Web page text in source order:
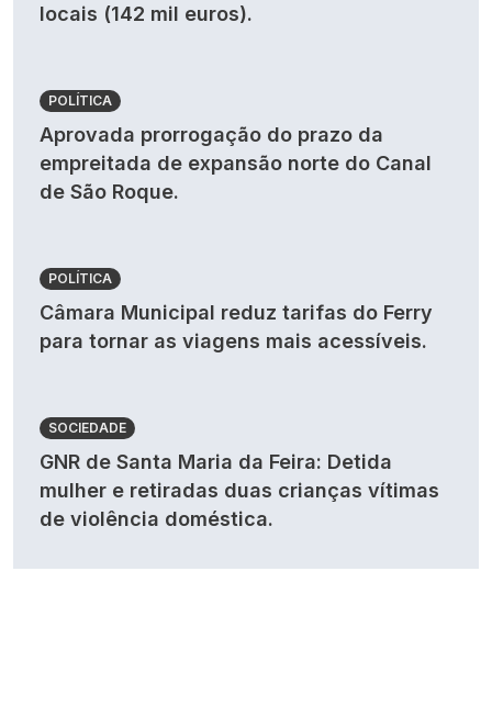
locais (142 mil euros).
POLÍTICA
Aprovada prorrogação do prazo da
empreitada de expansão norte do Canal
de São Roque.
POLÍTICA
Câmara Municipal reduz tarifas do Ferry
para tornar as viagens mais acessíveis.
SOCIEDADE
GNR de Santa Maria da Feira: Detida
mulher e retiradas duas crianças vítimas
de violência doméstica.